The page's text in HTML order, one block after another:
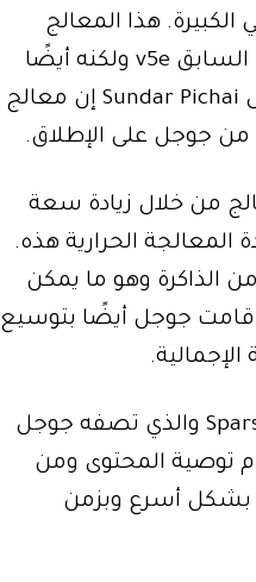
هذا المعالج
ليس فقط أقوى بحوالي 5 مرات من معالج الجيل السابق v5e ولكنه أيضًا
أكثر كفاءة في استخدام الطاقة بنسبة 67% ويقول Sundar Pichai إن معالج
من خلال زيادة سعة
المعالجة الحرارية هذه.
الذاكرة وهو ما يمكن
قامت جوجل أيضًا بتوسيع
يستخدم معالج Trillium الجيل الثالث من SparseCore والذي تصفه جوجل
توصية المحتوى ومن
بشكل أسرع وبزمن